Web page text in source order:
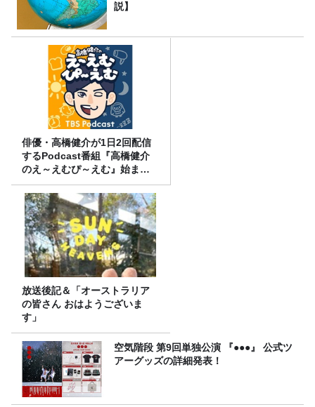
説】
俳優・高橋健介が1日2回配信
するPodcast番組『高橋健介
のえ～えむぴ～えむ』始まり
ます
放送後記＆「オーストラリア
の皆さん おはようございま
す」
空気階段 第9回単独公演 『●●●』 公式ツ
アーグッズの詳細発表！